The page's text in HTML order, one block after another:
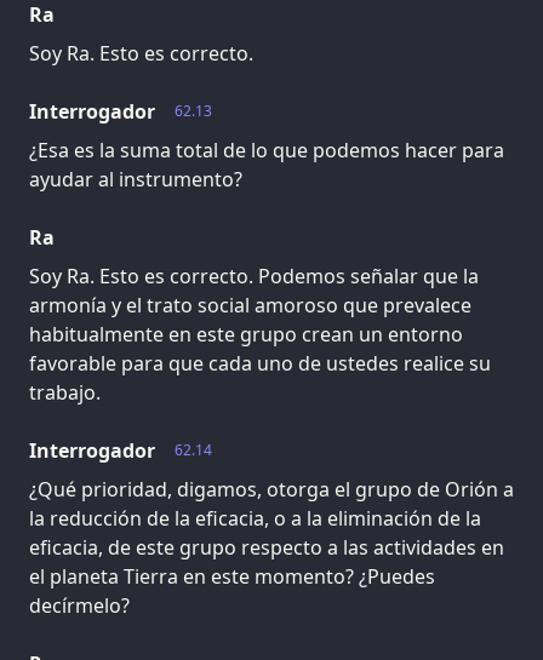
Ra
Soy Ra. Esto es correcto.
62.13
Interrogador
¿Esa es la suma total de lo que podemos hacer para
ayudar al instrumento?
Ra
Soy Ra. Esto es correcto. Podemos señalar que la
armonía y el trato social amoroso que prevalece
habitualmente en este grupo crean un entorno
favorable para que cada uno de ustedes realice su
trabajo.
62.14
Interrogador
¿Qué prioridad, digamos, otorga el grupo de Orión a
la reducción de la eficacia, o a la eliminación de la
eficacia, de este grupo respecto a las actividades en
el planeta Tierra en este momento? ¿Puedes
decírmelo?